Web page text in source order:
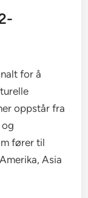
for å
oppstår fra
fører til
Asia